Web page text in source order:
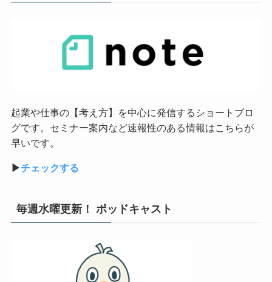
起業や仕事の【考え方】を中心に発信するショートブロ
グです。セミナー案内など速報性のある情報はこちらが
早いです。
▶︎チェックする
毎週水曜更新！ ポッドキャスト